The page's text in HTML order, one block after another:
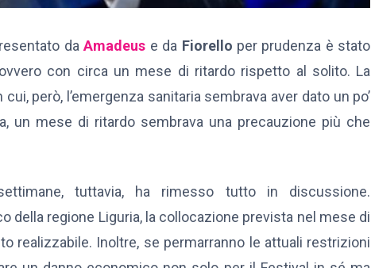
daAmadeus e da Fiorello per prudenza è stato
con circa un mese di ritardo rispetto al solito. La
però, l’emergenza sanitaria sembrava aver dato un po’
un mese di ritardo sembrava una precauzione più che
tuttavia, ha rimesso tutto in discussione.
della regione Liguria, la collocazione prevista nel mese di
realizzabile. Inoltre, se permarranno le attuali restrizioni